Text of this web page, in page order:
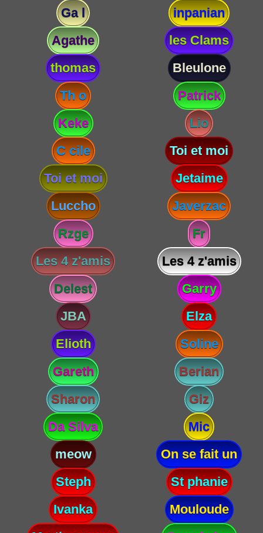
Ga l
inpanian
Agathe
les Clams
thomas
Bleulone
Th o
Patrick
Keke
Lio
C cile
Toi et moi
Toi et moi
Jetaime
Luccho
Javerzac
Rzge
Fr
Les 4 z'amis
Les 4 z'amis
Delest
Garry
JBA
Elza
Elioth
Soline
Gareth
Berian
Sharon
Giz
Da Silva
Mic
meow
On se fait un
Steph
St phanie
Ivanka
Mouloude